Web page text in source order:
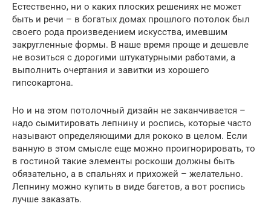
Естественно, ни о каких плоских решениях не может
быть и речи – в богатых домах прошлого потолок был
своего рода произведением искусства, имевшим
закругленные формы. В наше время проще и дешевле
не возиться с дорогими штукатурными работами, а
выполнить очертания и завитки из хорошего
гипсокартона.
Но и на этом потолочный дизайн не заканчивается –
надо сымитировать лепнину и роспись, которые часто
называют определяющими для рококо в целом. Если
ванную в этом смысле еще можно проигнорировать, то
в гостиной такие элементы роскоши должны быть
обязательно, а в спальнях и прихожей – желательно.
Лепнину можно купить в виде багетов, а вот роспись
лучше заказать.